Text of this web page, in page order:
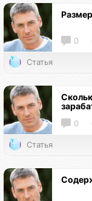
0
Статья
0
Статья